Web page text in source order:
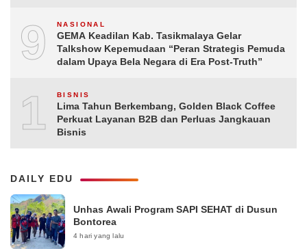
9 NASIONAL
GEMA Keadilan Kab. Tasikmalaya Gelar
Talkshow Kepemudaan “Peran Strategis Pemuda
dalam Upaya Bela Negara di Era Post-Truth”
10BISNIS
Lima Tahun Berkembang, Golden Black Coffee
Perkuat Layanan B2B dan Perluas Jangkauan
Bisnis
DAILY EDU
Unhas Awali Program SAPI SEHAT di Dusun
Bontorea
4 hari yang lalu